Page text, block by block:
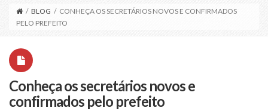
/ BLOG / CONHEÇA OS SECRETÁRIOS NOVOS E CONFIRMADOS
PELO PREFEITO
Conheça os secretários novos e
confirmados pelo prefeito